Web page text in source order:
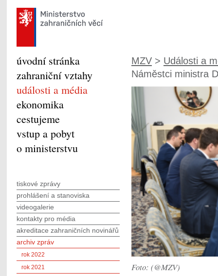
MZV > Události a
Náměstci ministra
Foto: (@MZV)
úvodní stránka
zahraniční vztahy
události a média
ekonomika
cestujeme
vstup a pobyt
o ministerstvu
tiskové zprávy
prohlášení a stanoviska
videogalerie
kontakty pro média
akreditace zahraničních novinářů
archiv zpráv
rok 2022
rok 2021